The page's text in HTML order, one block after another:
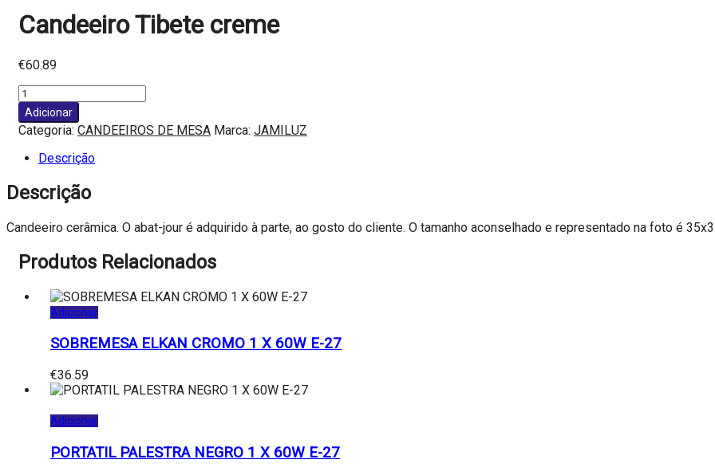
Candeeiro Tibete creme
€60.89
Quantidade
de
Candeeiro
Tibete
creme
Adicionar
Categoria: CANDEEIROS DE MESA Marca: JAMILUZ
Descrição
Descrição
Candeeiro cerâmica. O abat-jour é adquirido à parte, ao gosto do cliente. O tamanho aconselhado e representado na foto é
Produtos Relacionados
Adicionar
SOBREMESA ELKAN CROMO 1 X 60W E-27
€36.59
Adicionar
PORTATIL PALESTRA NEGRO 1 X 60W E-27